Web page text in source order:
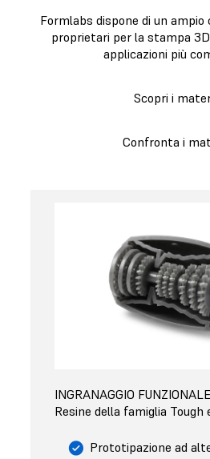
Formlabs dispone di un
proprietari per la stampa
applicazioni più
Scopri i
Confronta i
INGRANAGGIO FUNZIONALE
Resine della famiglia Tough
Prototipazione ad